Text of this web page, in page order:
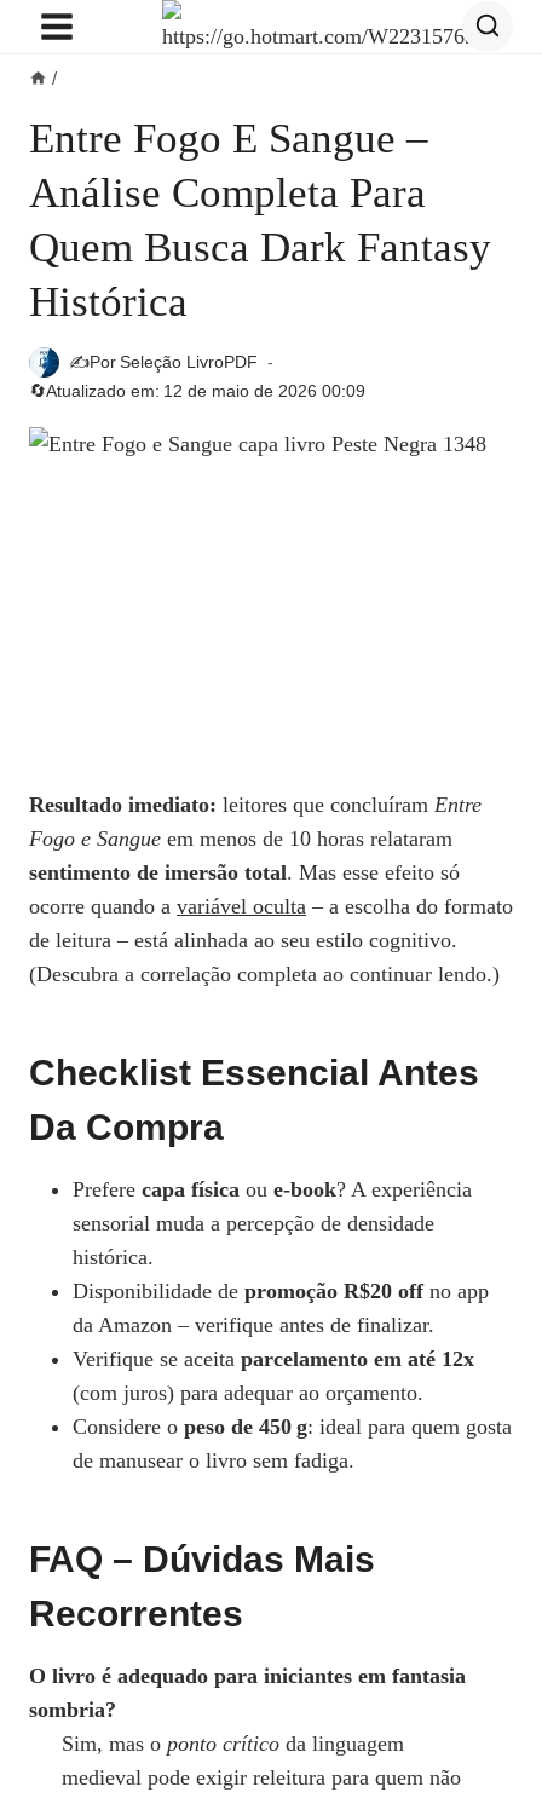
Pular
/
Entre Fogo E Sangue –
Análise Completa Para
Quem Busca Dark Fantasy
Histórica
✍️PorSeleção LivroPDF
🔄Atualizado em: 12 de maio de 2026 00:09
Resultado imediato: leitores que concluíram Entre
Fogo e Sangue em menos de 10 horas relataram
sentimento de imersão total. Mas esse efeito só
ocorre quando a variável oculta – a escolha do formato
de leitura – está alinhada ao seu estilo cognitivo.
(Descubra a correlação completa ao continuar lendo.)
Checklist Essencial Antes
Da Compra
Prefere capa física ou e‑book? A experiência
sensorial muda a percepção de densidade
histórica.
Disponibilidade de promoção R$20 offno app
da Amazon – verifique antes de finalizar.
Verifique se aceita parcelamento em até 12x
(com juros) para adequar ao orçamento.
Considere o peso de 450 g: ideal para quem gosta
de manusear o livro sem fadiga.
FAQ – Dúvidas Mais
Recorrentes
O livro é adequado para iniciantes em fantasia
sombria?
Sim, mas o ponto crítico da linguagem
medieval pode exigir releitura para quem não